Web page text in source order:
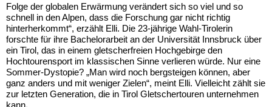
Folge der globalen Erwärmung verändert sich so viel und so
schnell in den Alpen, dass die Forschung gar nicht richtig
hinterherkommt“, erzählt Elli. Die 23-jährige Wahl-Tirolerin
forschte für ihre Bachelorarbeit an der Universität Innsbruck über
ein Tirol, das in einem gletscherfreien Hochgebirge den
Hochtourensport im klassischen Sinne verlieren würde. Nur eine
Sommer-Dystopie? „Man wird noch bergsteigen können, aber
ganz anders und mit weniger Zielen“, meint Elli. Vielleicht zählt sie
zur letzten Generation, die in Tirol Gletschertouren unternehmen